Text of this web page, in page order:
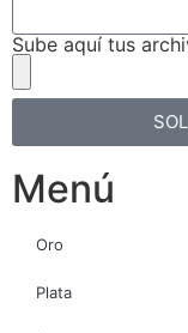
Sube aquí tus
Menú
Oro
Plata